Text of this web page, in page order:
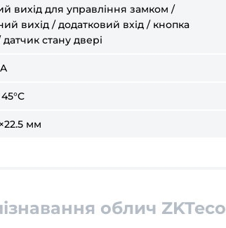
вихід для управління замком /
вихід / додатковий вхід / кнопка
стану двері
мм
облич ZKTeco